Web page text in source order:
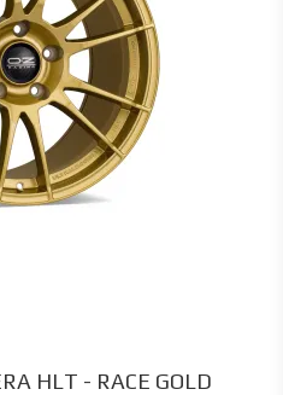
HLT - RACE GOLD